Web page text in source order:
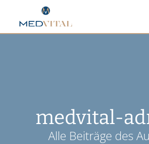
medvital-
Alle Beiträge des